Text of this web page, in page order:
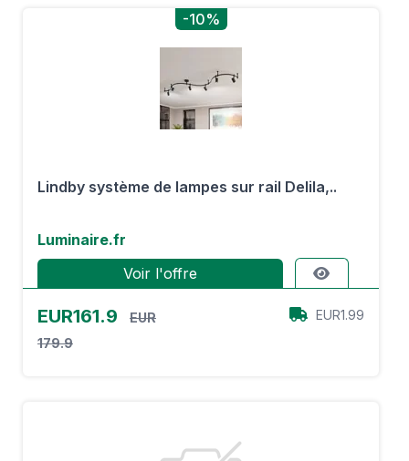
-10%
Lindby système de lampes sur rail Delila,..
Luminaire.fr
Voir l'offre
EUR161.9
EUR
179.9
EUR1.99